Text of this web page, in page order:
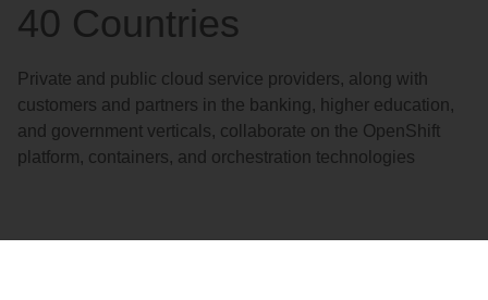
40 Countries
Private and public cloud service providers, along with
customers and partners in the banking, higher education,
and government verticals, collaborate on the OpenShift
platform, containers, and orchestration technologies